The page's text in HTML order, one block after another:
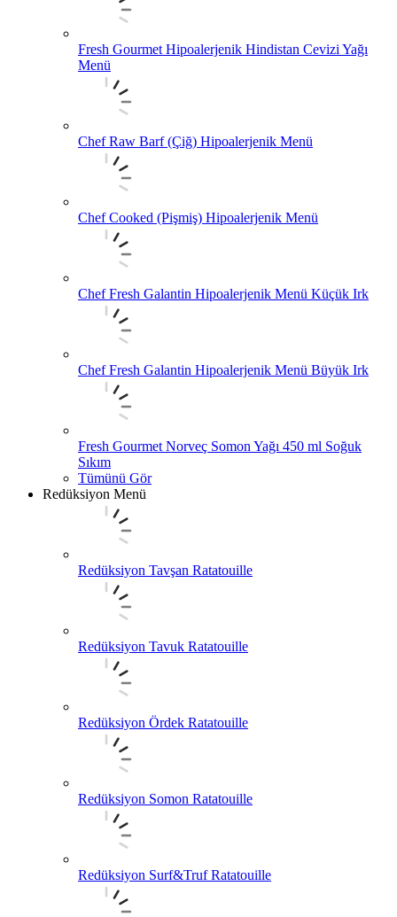
Fresh Gourmet Hipoalerjenik Hindistan Cevizi Yağı
Menü
Chef Raw Barf (Çiğ) Hipoalerjenik Menü
Chef Cooked (Pişmiş) Hipoalerjenik Menü
Chef Fresh Galantin Hipoalerjenik Menü Küçük Irk
Chef Fresh Galantin Hipoalerjenik Menü Büyük Irk
Fresh Gourmet Norveç Somon Yağı 450 ml Soğuk
Sıkım
Tümünü Gör
Redüksiyon Menü
Redüksiyon Tavşan Ratatouille
Redüksiyon Tavuk Ratatouille
Redüksiyon Ördek Ratatouille
Redüksiyon Somon Ratatouille
Redüksiyon Surf&Truf Ratatouille